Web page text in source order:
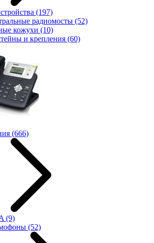
(197)
радиомосты (52)
кожухи (10)
и крепления (60)
(666)
(9)
(52)